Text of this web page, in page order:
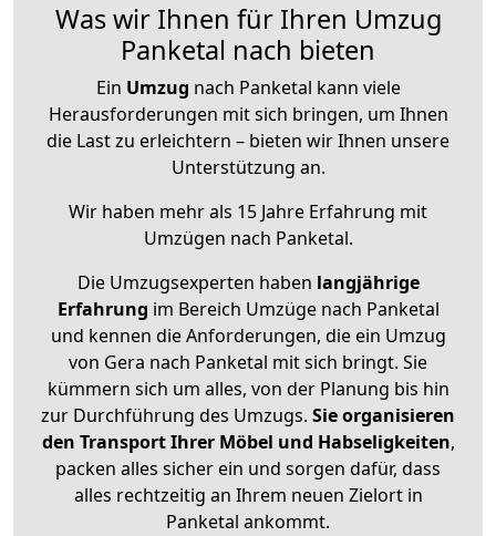
Was wir Ihnen für Ihren Umzug
Panketal nach bieten
Ein Umzug nach Panketal kann viele
Herausforderungen mit sich bringen, um Ihnen
die Last zu erleichtern – bieten wir Ihnen unsere
Unterstützung an.
Wir haben mehr als 15 Jahre Erfahrung mit
Umzügen nach Panketal.
Die Umzugsexperten haben langjährige
Erfahrung im Bereich Umzüge nach Panketal
und kennen die Anforderungen, die ein Umzug
von Gera nach Panketal mit sich bringt. Sie
kümmern sich um alles, von der Planung bis hin
zur Durchführung des Umzugs. Sie organisieren
den Transport Ihrer Möbel und Habseligkeiten,
packen alles sicher ein und sorgen dafür, dass
alles rechtzeitig an Ihrem neuen Zielort in
Panketal ankommt.